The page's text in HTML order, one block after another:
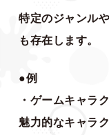
特定のジャンル
も存在します。
●例
・ゲームキャラ
魅力的なキャラ